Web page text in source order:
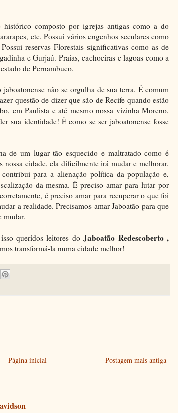
composto por igrejas antigas como a do
etc. Possui vários engenhos seculares como
reservas Florestais significativas como as de
e Gurjaú. Praias, cachoeiras e lagoas como a
de Pernambuco.
não se orgulha de sua terra. É comum
questão de dizer que são de Recife quando estão
em Paulista e até mesmo nossa vizinha Moreno,
sua identidade! É como se ser jaboatonense fosse
de um lugar tão esquecido e maltratado como é
nossa cidade, ela dificilmente irá mudar e melhorar.
para a alienação política da população e,
da mesma. É preciso amar para lutar por
é preciso amar para recuperar o que foi
a realidade. Precisamos amar Jaboatão para que
mudar.
queridos leitores doJaboatão Redescoberto ,
transformá-la numa cidade melhor!
Postagem mais antiga
Página inicial